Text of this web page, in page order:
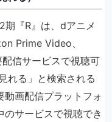
期『R』は、dアニメ
Prime Video、
信サービスで視聴可
れる」と検索される
画配信プラットフォ
サービスで視聴でき